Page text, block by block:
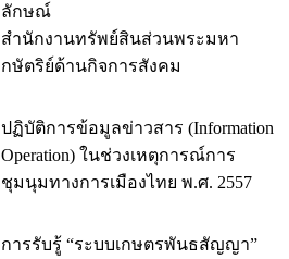
ลักษณ์
สำนักงานทรัพย์สินส่วนพระมหา
กษัตริย์ด้านกิจการสังคม
ปฏิบัติการข้อมูลข่าวสาร (Information
Operation) ในช่วงเหตุการณ์การ
ชุมนุมทางการเมืองไทย พ.ศ. 2557
การรับรู้ “ระบบเกษตรพันธสัญญา”